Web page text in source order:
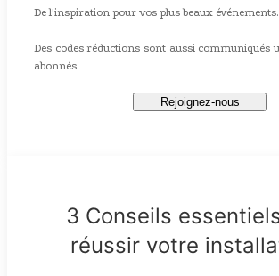
De l'inspiration pour vos plus beaux événements.
Des codes réductions sont aussi communiqués
abonnés.
Rejoignez-nous
3 Conseils
réussir votre